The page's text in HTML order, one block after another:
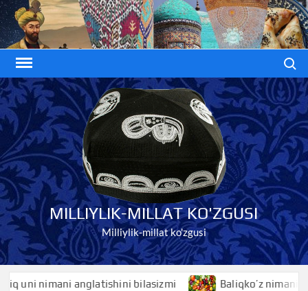
Skip
to
content
MILLIYLIK-MILLAT KO'ZGUSI
Milliylik-millat ko'zgusi
nimani anglatishini bilasizmi Baliqko’z nimani